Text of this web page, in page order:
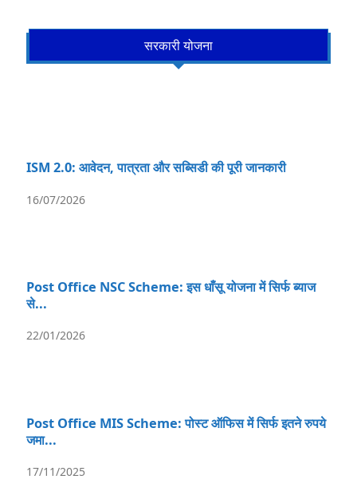
सरकारी योजना
ISM 2.0: आवेदन, पात्रता और सब्सिडी की पूरी जानकारी
16/07/2026
Post Office NSC Scheme: इस धाँसू योजना में सिर्फ ब्याज
से...
22/01/2026
Post Office MIS Scheme: पोस्ट ऑफिस में सिर्फ इतने रुपये
जमा...
17/11/2025